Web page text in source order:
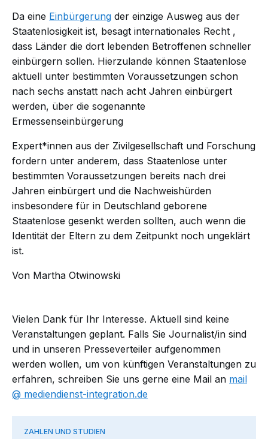
Da eine Einbürgerung der einzige Ausweg aus der
Staatenlosigkeit ist, besagt internationales Recht ,
dass Länder die dort lebenden Betroffenen schneller
einbürgern sollen. Hierzulande können Staatenlose
aktuell unter bestimmten Voraussetzungen schon
nach sechs anstatt nach acht Jahren einbürgert
werden, über die sogenannte
Ermessenseinbürgerung
Expert*innen aus der Zivilgesellschaft und Forschung
fordern unter anderem, dass Staatenlose unter
bestimmten Voraussetzungen bereits nach drei
Jahren einbürgert und die Nachweishürden
insbesondere für in Deutschland geborene
Staatenlose gesenkt werden sollten, auch wenn die
Identität der Eltern zu dem Zeitpunkt noch ungeklärt
ist.
Von Martha Otwinowski
Vielen Dank für Ihr Interesse. Aktuell sind keine
Veranstaltungen geplant. Falls Sie Journalist/in sind
und in unseren Presseverteiler aufgenommen
werden wollen, um von künftigen Veranstaltungen zu
erfahren, schreiben Sie uns gerne eine Mail an mail​
mediendienst-integration.de
ZAHLEN UND STUDIEN